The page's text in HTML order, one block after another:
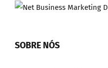
SOBRE NÓS